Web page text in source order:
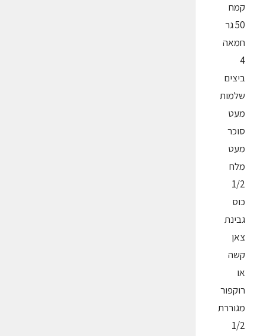
קמח
50 גר
חמאה
4
ביצים
שלמות
מעט
סוכר
מעט
מלח
1/2
כוס
גבינת
צאן
קשה
או
רוקפור
מגוררת
1/2